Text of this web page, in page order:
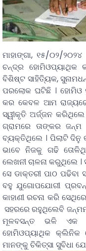
ମାହାଙ୍ଗା, ୧୫/୦୨/
ଚନ୍ଦ୍ର ହୋମିଓପ୍ୟାଥିକ
ବିଶିଷ୍ଟ ସାହିତ୍ୟିକ,
ପରଲୋକ ଘଟିଛି । ହୋମିଓ
କର କେବଳ ଆମ
ସ୍ୱୀକୃତି ଅର୍ଜ୍ଜନ କରିଥିଲେ
ଗ୍ରାମରେ ତାଙ୍କର
ବ୍ୟକ୍ତିଥିଲେ । ପିଲାଟି ଦିନୁ
ଭାବେ ନିଜକୁ ଗଢି
ଲେଖନୀ ଚାଳନା କରୁଥିଲେ
ସେ ଡାକ୍ତରୀ ପାଠ
ବହୁ ଯୁଗୋପଯୋଗୀ
କାହାଣୀ ରଚନା କରି
ସହରରେ ରହୁଥିଲେବି
ମୂଳବସନ୍ତ ଭଳି ଏକ
ହୋମିଓପ୍ୟାଥିକ କ୍ଲିନିକ
ମାନଙ୍କୁ ଚିକିତ୍ସା ସୁବିଧା